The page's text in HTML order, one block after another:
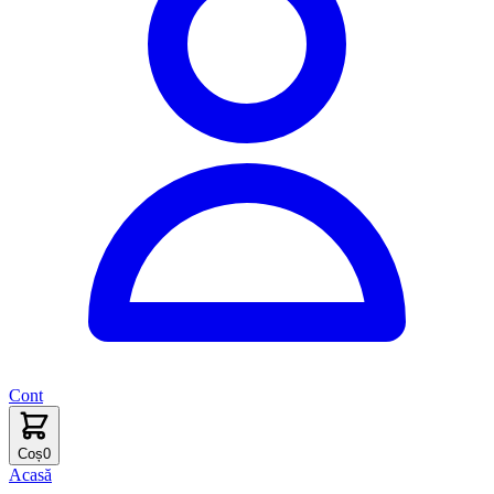
Cont
Coș0
Acasă